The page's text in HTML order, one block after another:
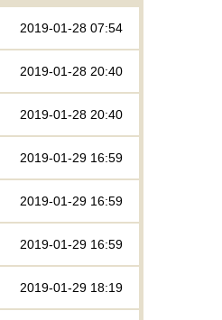
2019-01-28 07:54
2019-01-28 20:40
2019-01-28 20:40
2019-01-29 16:59
2019-01-29 16:59
2019-01-29 16:59
2019-01-29 18:19